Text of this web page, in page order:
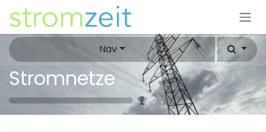
Zum Inhalt springen
Nav
Stromnetze
0%